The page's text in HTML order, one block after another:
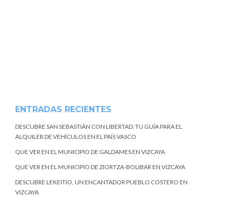
ENTRADAS RECIENTES
DESCUBRE SAN SEBASTIÁN CON LIBERTAD: TU GUÍA PARA EL
ALQUILER DE VEHÍCULOS EN EL PAÍS VASCO
QUE VER EN EL MUNICIPIO DE GALDAMES EN VIZCAYA
QUE VER EN EL MUNICIPIO DE ZIORTZA-BOLIBAR EN VIZCAYA
DESCUBRE LEKEITIO, UN ENCANTADOR PUEBLO COSTERO EN
VIZCAYA